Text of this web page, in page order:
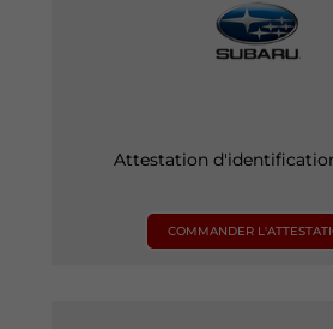
Attestation
COMMANDER